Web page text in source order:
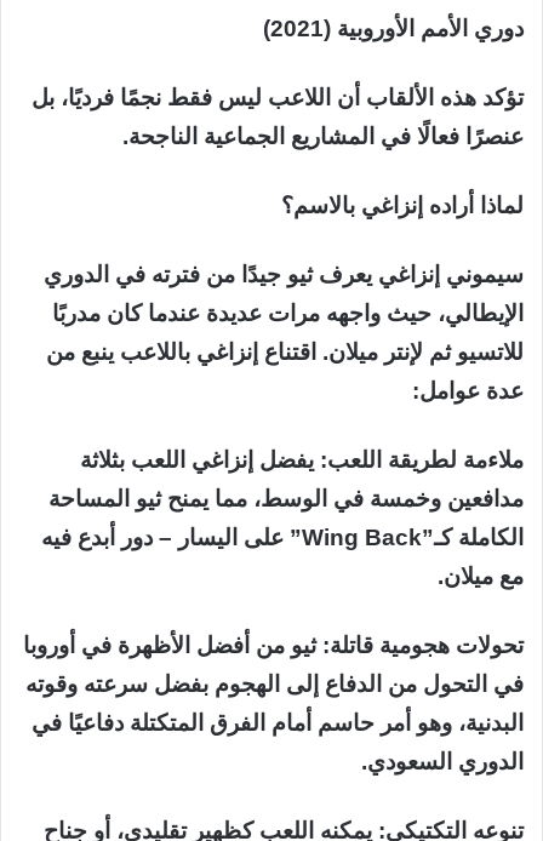
دوري الأمم الأوروبية (2021)
تؤكد هذه الألقاب أن اللاعب ليس فقط نجمًا فرديًا، بل
عنصرًا فعالًا في المشاريع الجماعية الناجحة.
لماذا أراده إنزاغي بالاسم؟
سيموني إنزاغي يعرف ثيو جيدًا من فترته في الدوري
الإيطالي، حيث واجهه مرات عديدة عندما كان مدربًا
للاتسيو ثم لإنتر ميلان. اقتناع إنزاغي باللاعب ينبع من
عدة عوامل:
ملاءمة لطريقة اللعب: يفضل إنزاغي اللعب بثلاثة
مدافعين وخمسة في الوسط، مما يمنح ثيو المساحة
الكاملة كـ”Wing Back” على اليسار – دور أبدع فيه
مع ميلان.
تحولات هجومية قاتلة: ثيو من أفضل الأظهرة في أوروبا
في التحول من الدفاع إلى الهجوم بفضل سرعته وقوته
البدنية، وهو أمر حاسم أمام الفرق المتكتلة دفاعيًا في
الدوري السعودي.
تنوعه التكتيكي: يمكنه اللعب كظهير تقليدي، أو جناح